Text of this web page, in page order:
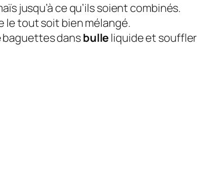
jusqu’à ce qu’ils soient combinés.
le tout soit bien mélangé.
baguettes dansbulleliquide et souffler